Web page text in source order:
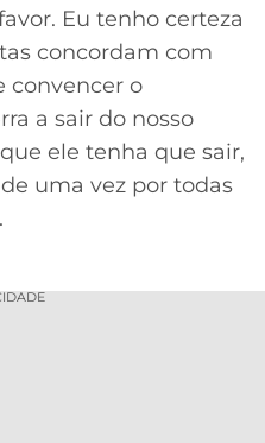
Eu tenho certeza
concordam com
convencer o
a sair do nosso
ele tenha que sair,
uma vez por todas